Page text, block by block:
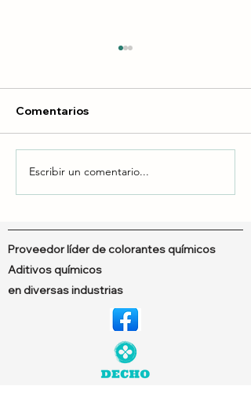
Colorantes líquidos y
colorantes poliméricos
Comentarios
Escribir un comentario...
Proveedor líder de colorantes químicos
Aditivos químicos
en diversas industrias